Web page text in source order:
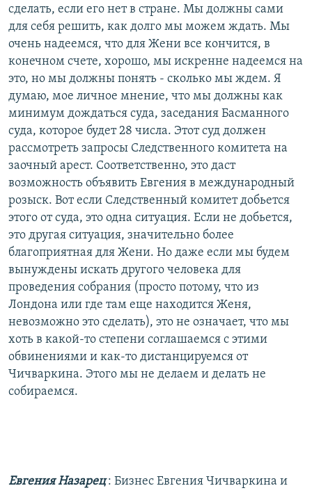
сделать, если его нет в стране. Мы должны сами
для себя решить, как долго мы можем ждать. Мы
очень надеемся, что для Жени все кончится, в
конечном счете, хорошо, мы искренне надеемся на
это, но мы должны понять - сколько мы ждем. Я
думаю, мое личное мнение, что мы должны как
минимум дождаться суда, заседания Басманного
суда, которое будет 28 числа. Этот суд должен
рассмотреть запросы Следственного комитета на
заочный арест. Соответственно, это даст
возможность объявить Евгения в международный
розыск. Вот если Следственный комитет добьется
этого от суда, это одна ситуация. Если не добьется,
это другая ситуация, значительно более
благоприятная для Жени. Но даже если мы будем
вынуждены искать другого человека для
проведения собрания (просто потому, что из
Лондона или где там еще находится Женя,
невозможно это сделать), это не означает, что мы
хоть в какой-то степени соглашаемся с этими
обвинениями и как-то дистанцируемся от
Чичваркина. Этого мы не делаем и делать не
собираемся.
Евгения Назарец: Бизнес Евгения Чичваркина и